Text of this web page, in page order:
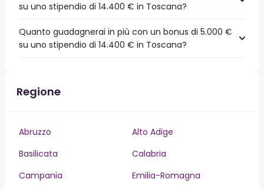
su uno stipendio di 14.400 € in Toscana?
Quanto guadagnerai in più con un bonus di 5.000 €
su uno stipendio di 14.400 € in Toscana?
Regione
Abruzzo
Alto Adige
Basilicata
Calabria
Campania
Emilia-Romagna